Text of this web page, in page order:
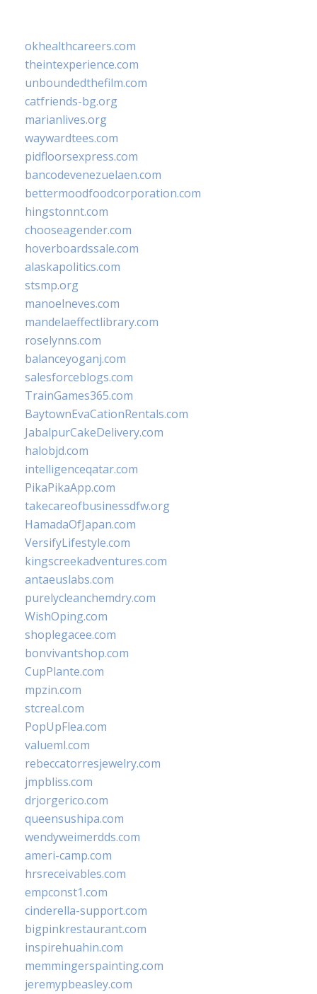
okhealthcareers.com
theintexperience.com
unboundedthefilm.com
catfriends-bg.org
marianlives.org
waywardtees.com
pidfloorsexpress.com
bancodevenezuelaen.com
bettermoodfoodcorporation.com
hingstonnt.com
chooseagender.com
hoverboardssale.com
alaskapolitics.com
stsmp.org
manoelneves.com
mandelaeffectlibrary.com
roselynns.com
balanceyoganj.com
salesforceblogs.com
TrainGames365.com
BaytownEvaCationRentals.com
JabalpurCakeDelivery.com
halobjd.com
intelligenceqatar.com
PikaPikaApp.com
takecareofbusinessdfw.org
HamadaOfJapan.com
VersifyLifestyle.com
kingscreekadventures.com
antaeuslabs.com
purelycleanchemdry.com
WishOping.com
shoplegacee.com
bonvivantshop.com
CupPlante.com
mpzin.com
stcreal.com
PopUpFlea.com
valueml.com
rebeccatorresjewelry.com
jmpbliss.com
drjorgerico.com
queensushipa.com
wendyweimerdds.com
ameri-camp.com
hrsreceivables.com
empconst1.com
cinderella-support.com
bigpinkrestaurant.com
inspirehuahin.com
memmingerspainting.com
jeremypbeasley.com